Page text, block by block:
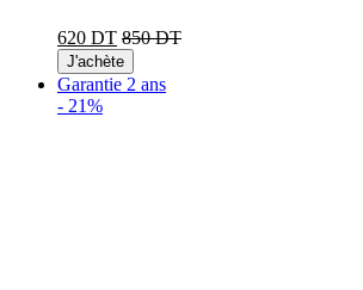
620 DT 850 DT
J'achète
Garantie 2 ans
- 21%